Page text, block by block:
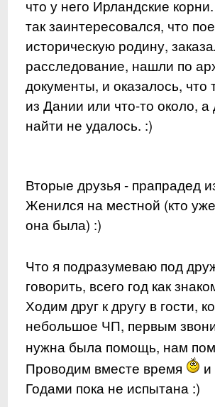
что у него Ирландские
так заинтересовался, что
историческую родину,
расследование, нашли по
документы, и оказалось, что
из Дании или что-то около,
найти не удалось. :)
Вторые друзья - прапрадед
Женился на местной (кто
она была) :)
Что я подразумеваю под
говорить, всего год как
Ходим друг к другу в гости,
небольшое ЧП, первым
нужна была помощь, нам
Проводим вместе время
Годами пока не испытана :)